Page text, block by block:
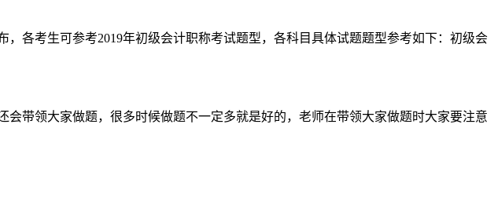
各考生可参考2019年初级会计职称考试题型，各科目具体试题题型参考如下：初级会
带领大家做题，很多时候做题不一定多就是好的，老师在带领大家做题时大家要注意